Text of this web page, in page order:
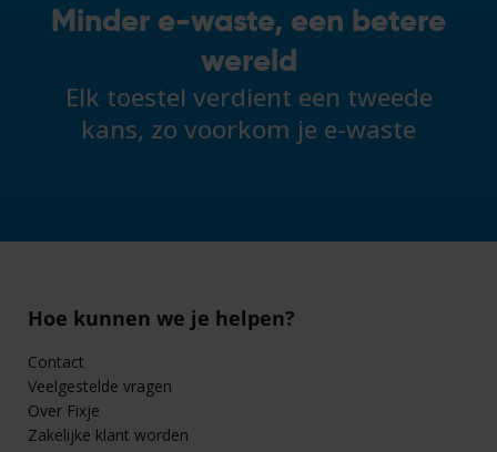
Minder e-waste, een betere
wereld
Elk toestel verdient een tweede
kans, zo voorkom je e-waste
Hoe kunnen we je helpen?
Contact
Veelgestelde vragen
Over Fixje
Zakelijke klant worden